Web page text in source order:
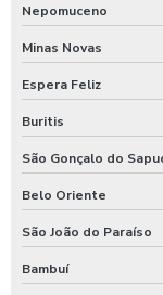
Shampoozeira a
Sistema de lavagem
Sistema de lavagem
Sulfato de alumínio
Sulfato de alumínio
Nepomuceno
Minas Novas
Espera Feliz
Buritis
São Gonçalo do
Belo Oriente
São João do Paraíso
Bambuí